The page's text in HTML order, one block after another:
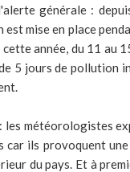
générale :
mise en place
année, du 11 au
5 jours de pollution
les météorologistes
car ils provoquent
du pays. Et à